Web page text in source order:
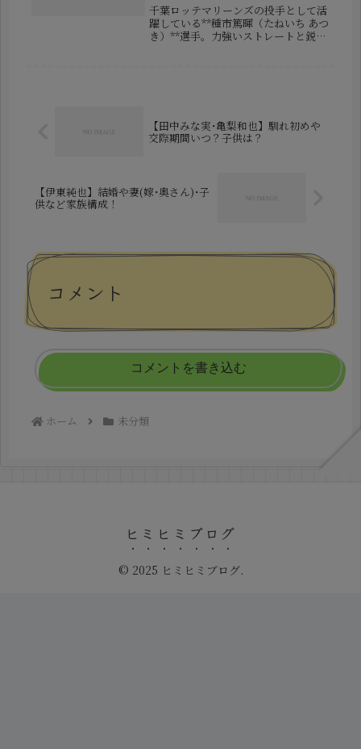
千葉ロッテマリーンズの投手として活
躍している**種市篤暉（たねいち あつ
き）**選手。力強いストレートと鋭い
【田中みな実･亀梨和也】馴れ初めや
交際期間いつ？子供は？
【伊東純也】結婚や妻(嫁･奥さん)･子
供など家族構成！
コメント
コメントを書き込む
ホーム 未分類
ヒミヒミブログ
© 2025 ヒミヒミブログ.